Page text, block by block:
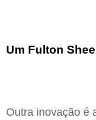
Um Fulton
Outra inovação é